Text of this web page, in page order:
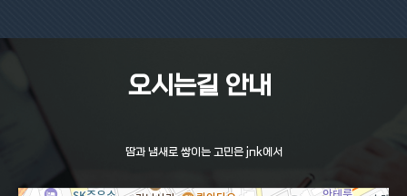
오시는길 안내
땀과 냄새로 쌓이는 고민은 jnk에서